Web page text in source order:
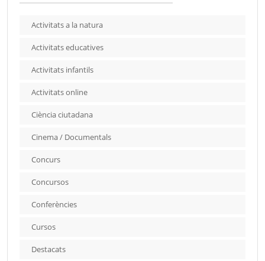
Activitats a la natura
Activitats educatives
Activitats infantils
Activitats online
Ciència ciutadana
Cinema / Documentals
Concurs
Concursos
Conferències
Cursos
Destacats